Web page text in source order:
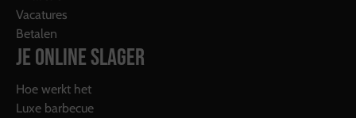
Vacatures
Betalen
JE ONLINE SLAGER
Hoe werkt het
Luxe barbecue